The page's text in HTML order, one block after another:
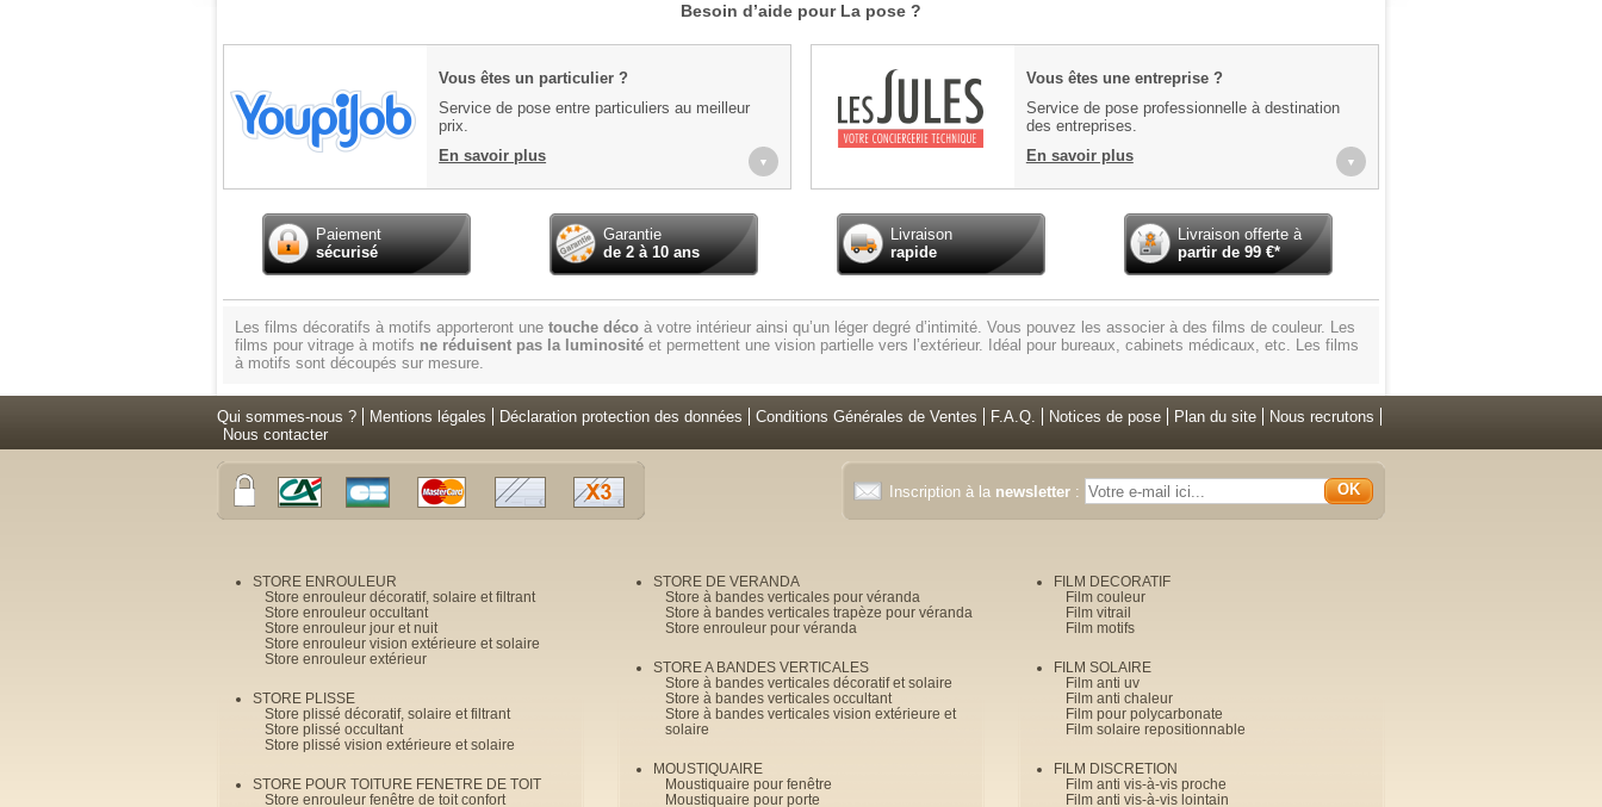
Besoin d’aide pour La pose ?
Vous êtes un particulier ?
Service de pose entre particuliers au meilleur
prix.
En savoir plus
▼
Vous êtes une entreprise ?
Service de pose professionnelle à destination
des entreprises.
En savoir plus
▼
Paiement
sécurisé
Garantie
de 2 à 10 ans
Livraison
rapide
Livraison offerte à
partir de99€*
Les films décoratifs à motifs apporteront une touche déco à votre intérieur ainsi qu’un léger degré d’intimité. Vous pouvez les associer à des films de couleur. Les
films pour vitrage à motifs ne réduisent pas la luminosité et permettent une vision partielle vers l’extérieur. Idéal pour bureaux, cabinets médicaux, etc. Les films
à motifs sont découpés sur mesure.
Qui sommes-nous ? Mentions légales Déclaration protection des données Conditions Générales de Ventes F.A.Q. Notices de pose Plan du site
Nous recrutons
Nous contacter
Inscription à la newsletter : OK
STORE ENROULEUR
Store enrouleur décoratif, solaire et filtrant
Store enrouleur occultant
Store enrouleur jour et nuit
Store enrouleur vision extérieure et solaire
Store enrouleur extérieur
STORE PLISSE
Store plissé décoratif, solaire et filtrant
Store plissé occultant
Store plissé vision extérieure et solaire
STORE POUR TOITURE FENETRE DE TOIT
Store enrouleur fenêtre de toit confort
STORE DE VERANDA
Store à bandes verticales pour véranda
Store à bandes verticales trapèze pour véranda
Store enrouleur pour véranda
STORE A BANDES VERTICALES
Store à bandes verticales décoratif et solaire
Store à bandes verticales occultant
Store à bandes verticales vision extérieure et
solaire
MOUSTIQUAIRE
Moustiquaire pour fenêtre
Moustiquaire pour porte
FILM DECORATIF
Film couleur
Film vitrail
Film motifs
FILM SOLAIRE
Film anti uv
Film anti chaleur
Film pour polycarbonate
Film solaire repositionnable
FILM DISCRETION
Film anti vis-à-vis proche
Film anti vis-à-vis lointain